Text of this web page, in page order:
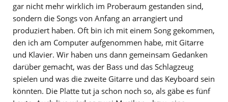
gar nicht mehr wirklich im Proberaum gestanden sind,
sondern die Songs von Anfang an arrangiert und
produziert haben. Oft bin ich mit einem Song gekommen,
den ich am Computer aufgenommen habe, mit Gitarre
und Klavier. Wir haben uns dann gemeinsam Gedanken
darüber gemacht, was der Bass und das Schlagzeug
spielen und was die zweite Gitarre und das Keyboard sein
könnten. Die Platte tut ja schon noch so, als gäbe es fünf